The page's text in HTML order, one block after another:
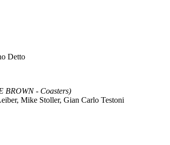
Detto
BROWN - Coasters)
Mike Stoller, Gian Carlo Testoni